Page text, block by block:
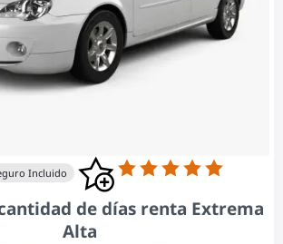
Incluido
de días renta Extrema
Alta